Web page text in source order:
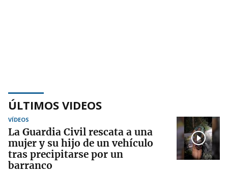
ÚLTIMOS VIDEOS
VÍDEOS
La Guardia Civil rescata a una
mujer y su hijo de un vehículo
tras precipitarse por un
barranco